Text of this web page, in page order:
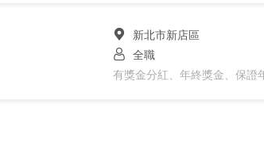
新北市新店區
全職